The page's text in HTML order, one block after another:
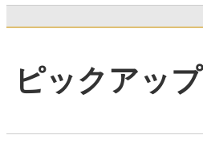
ピックアップ